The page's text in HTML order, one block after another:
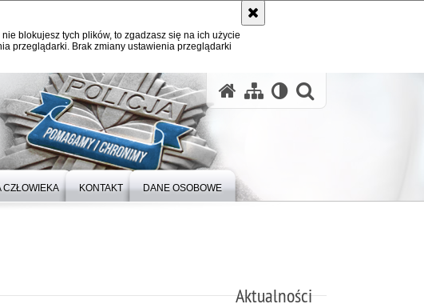
blokujesz tych plików, to zgadzasz się na ich użycie
przeglądarki. Brak zmiany ustawienia przeglądarki
CZŁOWIEKA KONTAKT DANE OSOBOWE
Aktualności